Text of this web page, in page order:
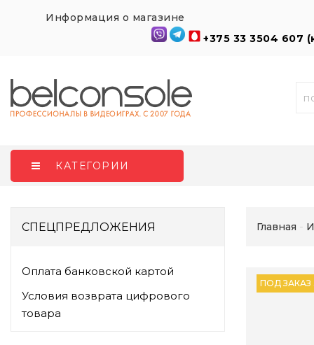
Информация о магазине
+375 33 3504 607
КАТЕГОРИИ
Главная
ПОД ЗАКАЗ
СПЕЦПРЕДЛОЖЕНИЯ
Оплата банковской картой
Условия возврата цифрового
товара